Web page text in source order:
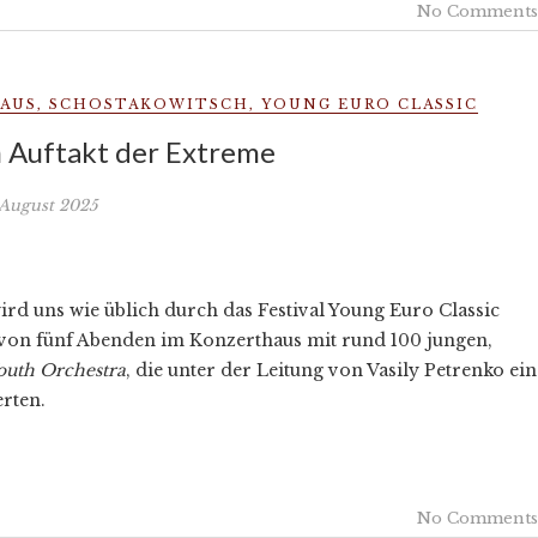
No Comments
, SCHOSTAKOWITSCH, YOUNG EURO CLASSIC
Auftakt der Extreme
2025
uns wie üblich durch das Festival Young Euro Classic
fünf Abenden im Konzerthaus mit rund 100 jungen,
Orchestra, die unter der Leitung von Vasily Petrenko ein
No Comments